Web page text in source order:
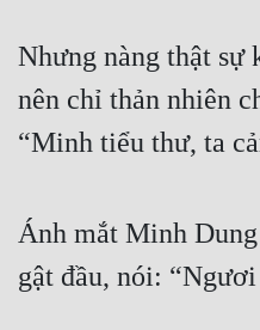
Sát Phạt Quyết Đoán
Nhưng nàng thật sự
nên chỉ thản nhiên
“Minh tiểu thư, ta
Ánh mắt Minh
gật đầu, nói: